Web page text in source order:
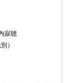
寂聴
）